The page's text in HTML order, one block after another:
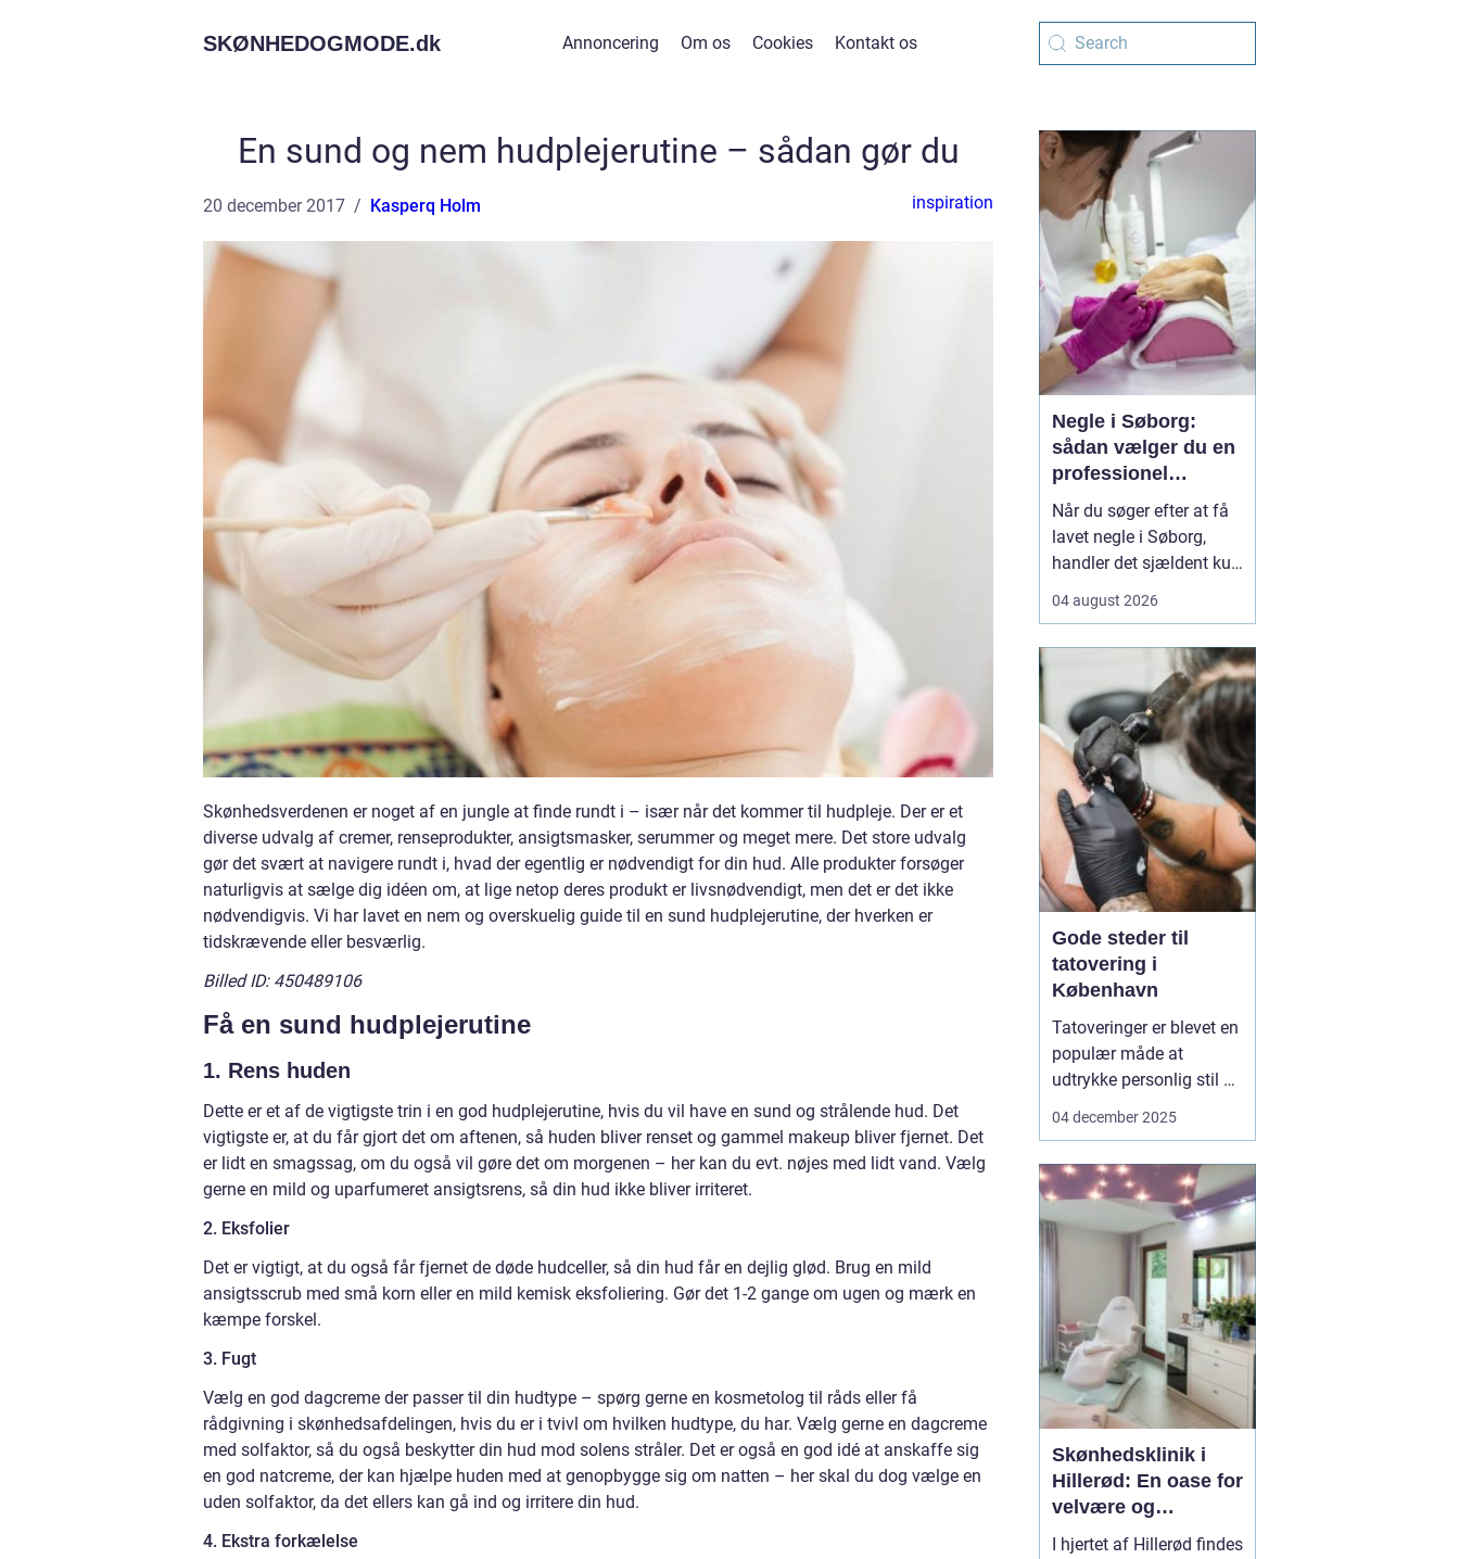
SKØNHEDOGMODE.dk Annoncering Om os Cookies Kontakt os
En sund og nem hudplejerutine – sådan gør du
20 december 2017 Kasperq Holm inspiration
Skønhedsverdenen er noget af en jungle at finde rundt i – især når det kommer til hudpleje. Der er et
diverse udvalg af cremer, renseprodukter, ansigtsmasker, serummer og meget mere. Det store udvalg
gør det svært at navigere rundt i, hvad der egentlig er nødvendigt for din hud. Alle produkter forsøger
naturligvis at sælge dig idéen om, at lige netop deres produkt er livsnødvendigt, men det er det ikke
nødvendigvis. Vi har lavet en nem og overskuelig guide til en sund hudplejerutine, der hverken er
tidskrævende eller besværlig.
Billed ID: 450489106
Få en sund hudplejerutine
1. Rens huden
Dette er et af de vigtigste trin i en god hudplejerutine, hvis du vil have en sund og strålende hud. Det
vigtigste er, at du får gjort det om aftenen, så huden bliver renset og gammel makeup bliver fjernet. Det
er lidt en smagssag, om du også vil gøre det om morgenen – her kan du evt. nøjes med lidt vand. Vælg
gerne en mild og uparfumeret ansigtsrens, så din hud ikke bliver irriteret.
2. Eksfolier
Det er vigtigt, at du også får fjernet de døde hudceller, så din hud får en dejlig glød. Brug en mild
ansigtsscrub med små korn eller en mild kemisk eksfoliering. Gør det 1-2 gange om ugen og mærk en
kæmpe forskel.
3. Fugt
Vælg en god dagcreme der passer til din hudtype – spørg gerne en kosmetolog til råds eller få
rådgivning i skønhedsafdelingen, hvis du er i tvivl om hvilken hudtype, du har. Vælg gerne en dagcreme
med solfaktor, så du også beskytter din hud mod solens stråler. Det er også en god idé at anskaffe sig
en god natcreme, der kan hjælpe huden med at genopbygge sig om natten – her skal du dog vælge en
uden solfaktor, da det ellers kan gå ind og irritere din hud.
4. Ekstra forkælelse
Negle i Søborg:
sådan vælger du en
professionel
neglebehandling
Når du søger efter at få
lavet negle i Søborg,
handler det sjældent kun
Mange leder efter en
kan skabe et flot resultat
og tage hensyn til
neglenes sundhed og e...
04 august 2026
Gode steder til
tatovering i
København
Tatoveringer er blevet en
populær måde at
udtrykke personlig stil og
fortælle unikke historier
blomstrer med talent og
kreativitet, er der en
stigende efterspø...
04 december 2025
Skønhedsklinik i
Hillerød: En oase for
velvære og
selvforkælelse
I hjertet af Hillerød findes